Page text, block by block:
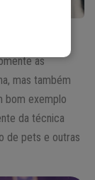
de
as
mas também
bom exemplo
da técnica
de pets e outras